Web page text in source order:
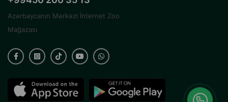
Azərbaycanın Mərkəzi İnternet Zoo
Mağazası